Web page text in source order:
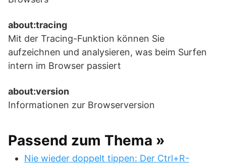
about:tracing
Mit der Tracing-Funktion können Sie
aufzeichnen und analysieren, was beim Surfen
intern im Browser passiert
about:version
Informationen zur Browserversion
Passend zum Thema »
Nie wieder doppelt tippen: Der Ctrl+R-